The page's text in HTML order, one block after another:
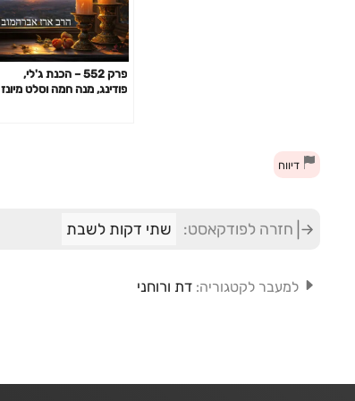
פרק 552 – הכנת ג'לי,
פודינג, מנה חמה וסלט מיונז
דיווח
חזרה לפודקאסט: שתי דקות לשבת
למעבר לקטגוריה: דת ורוחני